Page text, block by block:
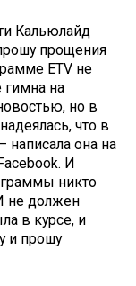
Кальюлайд
прощения
ETV не
гимна на
но в
что в
написала она на
И
никто
не должен
в курсе, и
и прошу